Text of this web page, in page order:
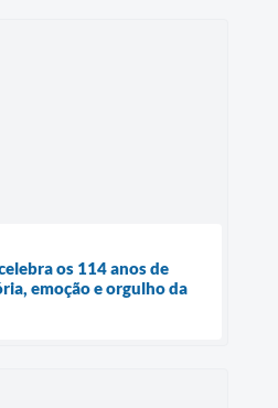
os 114 anos de
emoção e orgulho da